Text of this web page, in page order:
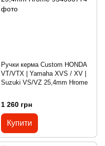
Ручки керма Custom HONDA
VT/VTX | Yamaha XVS / XV |
Suzuki VS/VZ 25,4mm Hrome
1 260 грн
Купити